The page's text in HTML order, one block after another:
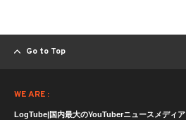
Go to Top
WE ARE :
LogTube|国内最大のYouTuberニュースメディア